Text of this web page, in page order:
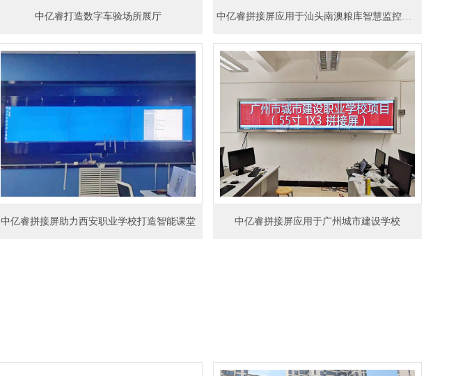
中亿睿打造数字车验场所展厅 中亿睿拼接屏应用于汕头南澳粮库智慧监控系统
中亿睿拼接屏助力西安职业学校打造智能课堂 中亿睿拼接屏应用于广州城市建设学校